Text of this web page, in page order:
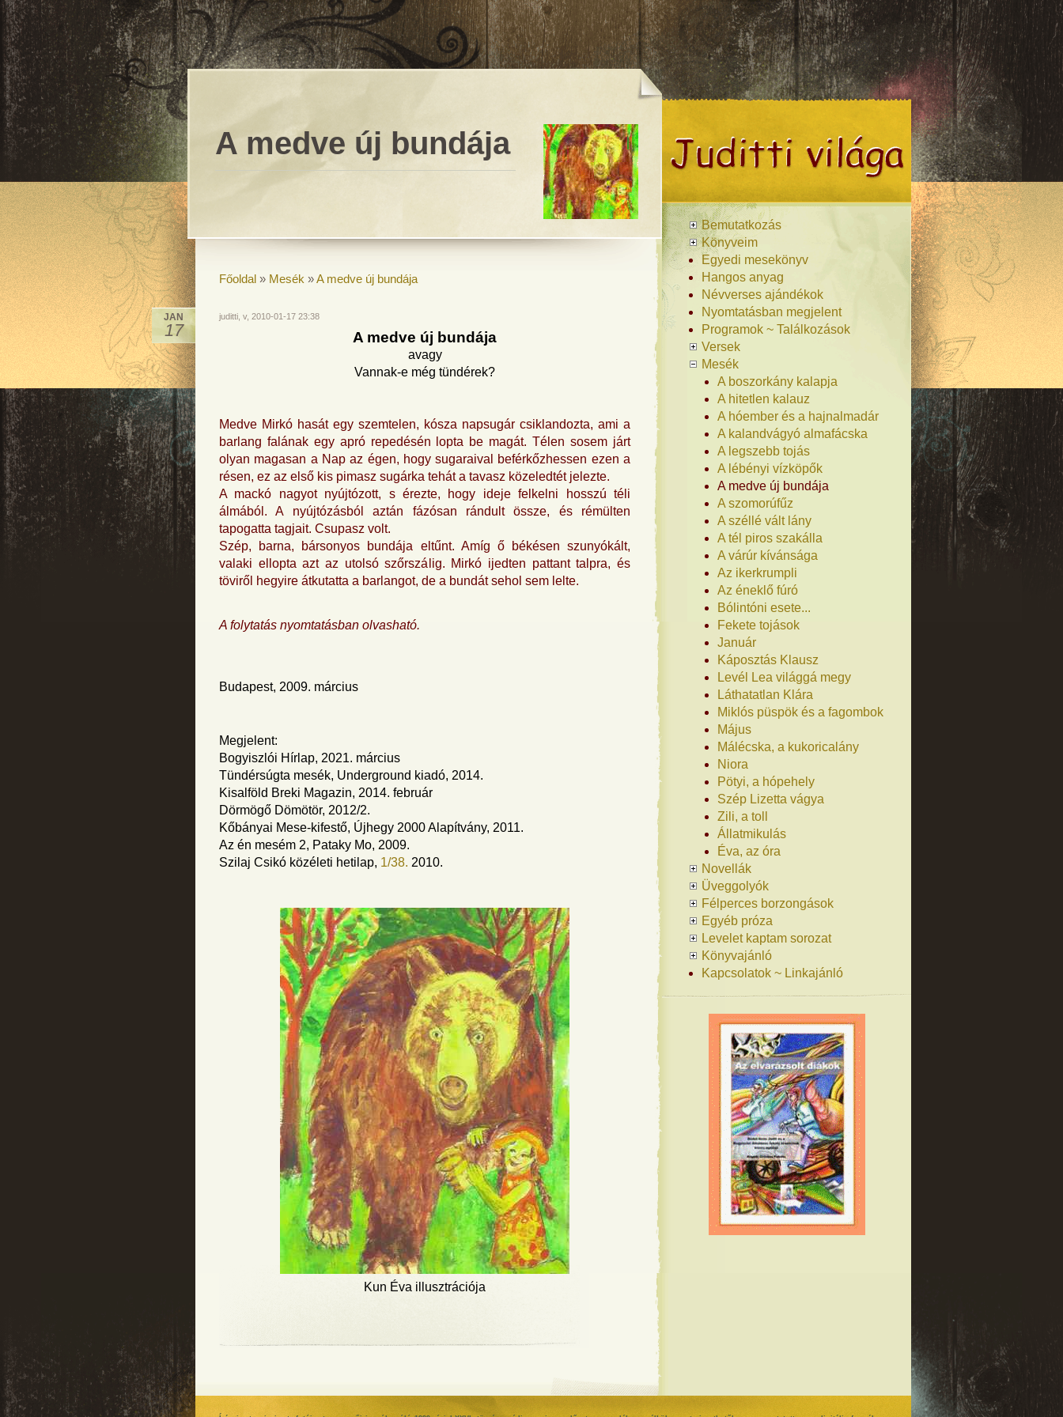
A medve új bundája
Főoldal » Mesék »A medve új bundája
JAN
17
juditti, v, 2010-01-17 23:38
A medve új bundája
avagy
Vannak-e még tündérek?
Medve Mirkó hasát egy szemtelen, kósza napsugár csiklandozta, ami a
barlang falának egy apró repedésén lopta be magát. Télen sosem járt
olyan magasan a Nap az égen, hogy sugaraival beférkőzhessen ezen a
résen, ez az első kis pimasz sugárka tehát a tavasz közeledtét jelezte.
A mackó nagyot nyújtózott, s érezte, hogy ideje felkelni hosszú téli
álmából. A nyújtózásból aztán fázósan rándult össze, és rémülten
tapogatta tagjait. Csupasz volt.
Szép, barna, bársonyos bundája eltűnt. Amíg ő békésen szunyókált,
valaki ellopta azt az utolsó szőrszálig. Mirkó ijedten pattant talpra, és
töviről hegyire átkutatta a barlangot, de a bundát sehol sem lelte.
A folytatás nyomtatásban olvasható.
Budapest, 2009. március
Megjelent:
Bogyiszlói Hírlap, 2021. március
Tündérsúgta mesék, Underground kiadó, 2014.
Kisalföld Breki Magazin, 2014. február
Dörmögő Dömötör, 2012/2.
Kőbányai Mese-kifestő, Újhegy 2000 Alapítvány, 2011.
Az én mesém 2, Pataky Mo, 2009.
Szilaj Csikó közéleti hetilap, 1/38. 2010.
Kun Éva illusztrációja
Bemutatkozás
Könyveim
Egyedi mesekönyv
Hangos anyag
Névverses ajándékok
Nyomtatásban megjelent
Programok ~ Találkozások
Versek
Mesék
A boszorkány kalapja
A hitetlen kalauz
A hóember és a hajnalmadár
A kalandvágyó almafácska
A legszebb tojás
A lébényi vízköpők
A medve új bundája
A szomorúfűz
A széllé vált lány
A tél piros szakálla
A várúr kívánsága
Az ikerkrumpli
Az éneklő fúró
Bólintóni esete...
Fekete tojások
Január
Káposztás Klausz
Levél Lea világgá megy
Láthatatlan Klára
Miklós püspök és a fagombok
Május
Málécska, a kukoricalány
Niora
Pötyi, a hópehely
Szép Lizetta vágya
Zili, a toll
Állatmikulás
Éva, az óra
Novellák
Üveggolyók
Félperces borzongások
Egyéb próza
Levelet kaptam sorozat
Könyvajánló
Kapcsolatok ~ Linkajánló